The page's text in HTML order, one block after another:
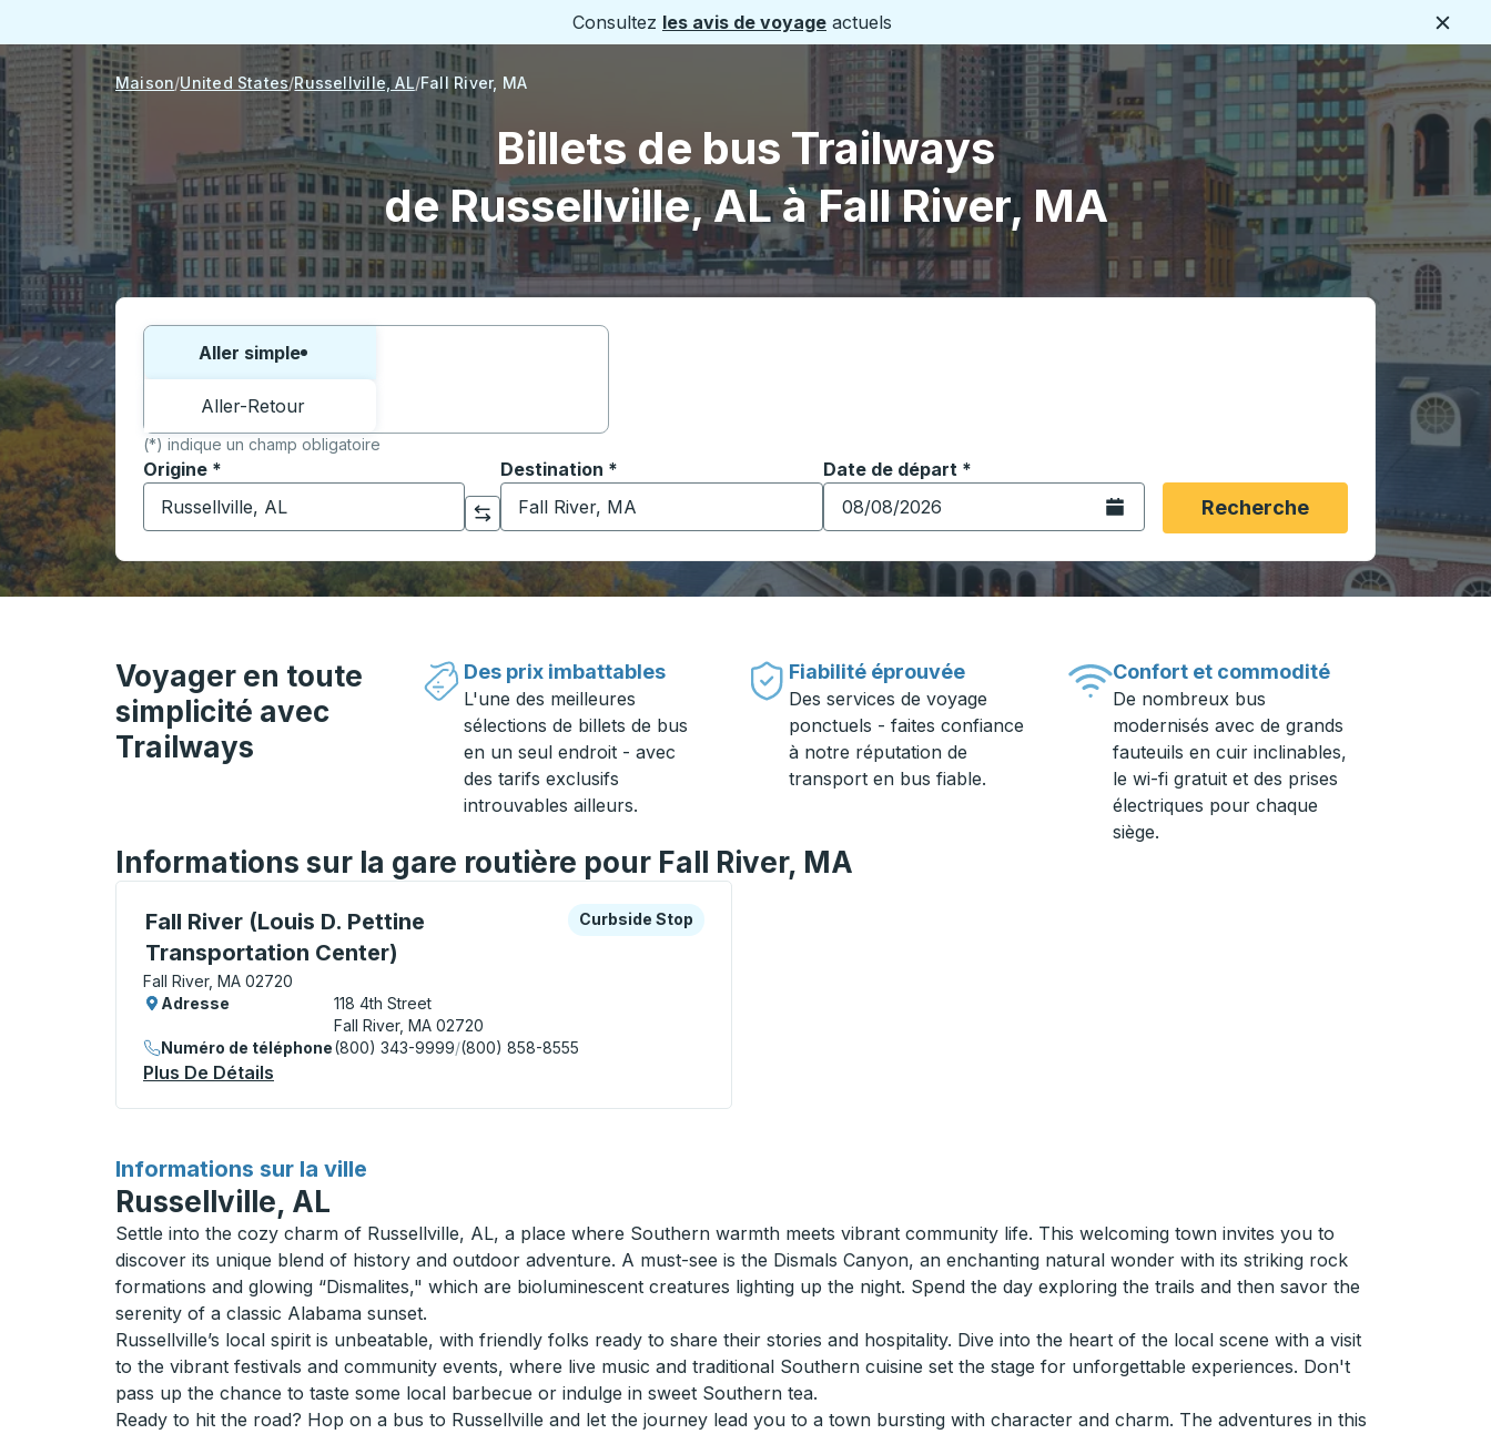
Consultez les avis de voyage actuels
Maison United States Russellville, AL Fall River, MA
Billets de bus Trailways
de Russellville, AL à Fall River, MA
Choisissez un sens ou un aller-retour:
Aller simple
Aller-Retour
(*) indique un champ obligatoire
Origine *
Commencez à saisir la ville d'origine pour ouvrir les options de localisation, puis utilisez les touches fléchées pour accéder à la ville d'origine souhaitée, puis
Cliquez pour changer vos sélections d'origine et de destination
Destination *
Commencez à saisir la ville de destination pour ouvrir les options de localisation, puis utilisez les touches fléchées
Date de départ *
Tapez la date au format date Barre oblique du mois à 2 chiffres Barre
Ouvrez le calendrier.Recherche
Voyager en toute
simplicité avec
Trailways
Des prix imbattables
L'une des meilleures
sélections de billets de bus
en un seul endroit - avec
des tarifs exclusifs
introuvables ailleurs.
Fiabilité éprouvée
Des services de voyage
ponctuels - faites confiance
à notre réputation de
transport en bus fiable.
Confort et commodité
De nombreux bus
modernisés avec de grands
fauteuils en cuir inclinables,
le wi-fi gratuit et des prises
électriques pour chaque
siège.
Informations sur la gare routière pour Fall River, MA
Fall River (Louis D. Pettine
Transportation Center)
Curbside Stop, utilisez les touches fléchées ou la touche Tab pour en savoir plus sur cette gare routière
Fall River, MA 02720
Curbside Stop
Curbside Stop
Adresse
118 4th Street
Fall River, MA 02720
Numéro de téléphone(800) 343-9999/(800) 858-8555
Plus De Détails
Informations sur la ville
pour
Russellville, AL
Settle into the cozy charm of Russellville, AL, a place where Southern warmth meets vibrant community life. This welcoming town invites you to
discover its unique blend of history and outdoor adventure. A must-see is the Dismals Canyon, an enchanting natural wonder with its striking rock
formations and glowing “Dismalites," which are bioluminescent creatures lighting up the night. Spend the day exploring the trails and then savor the
serenity of a classic Alabama sunset.
Russellville’s local spirit is unbeatable, with friendly folks ready to share their stories and hospitality. Dive into the heart of the local scene with a visit
to the vibrant festivals and community events, where live music and traditional Southern cuisine set the stage for unforgettable experiences. Don't
pass up the chance to taste some local barbecue or indulge in sweet Southern tea.
Ready to hit the road? Hop on a bus to Russellville and let the journey lead you to a town bursting with character and charm. The adventures in this